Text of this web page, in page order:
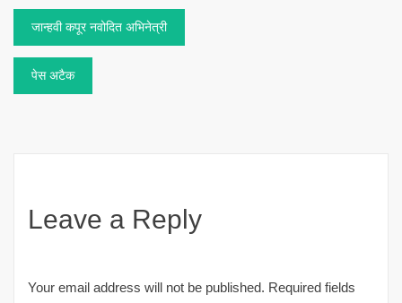
Post
navigation
जान्हवी कपूर नवोदित अभिनेत्री
पेस अटैक
Leave a Reply
Your email address will not be published. Required fields